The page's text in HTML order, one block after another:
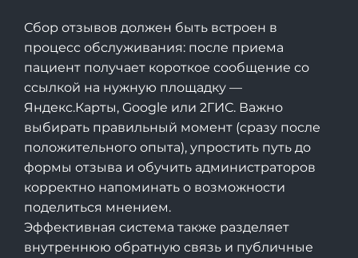
Сбор отзывов должен быть встроен в
процесс обслуживания: после приема
пациент получает короткое сообщение со
ссылкой на нужную площадку —
Яндекс.Карты, Google или 2ГИС. Важно
выбирать правильный момент (сразу после
положительного опыта), упростить путь до
формы отзыва и обучить администраторов
корректно напоминать о возможности
поделиться мнением.
Эффективная система также разделяет
внутреннюю обратную связь и публичные